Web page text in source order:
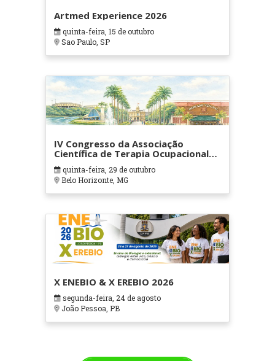
Artmed Experience 2026
quinta-feira, 15 de outubro
Sao Paulo, SP
IV Congresso da Associação
Científica de Terapia Ocupacional
em Contextos Hospitalares e
Cuidados Paliativos - ATOHOSP
quinta-feira, 29 de outubro
Belo Horizonte, MG
X ENEBIO & X EREBIO 2026
segunda-feira, 24 de agosto
João Pessoa, PB